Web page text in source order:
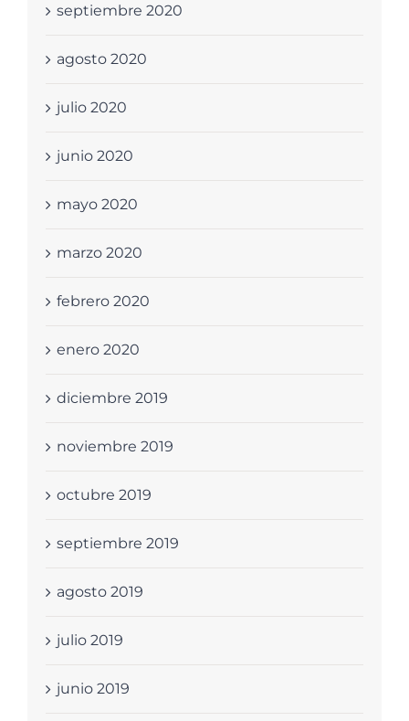
septiembre 2020
agosto 2020
julio 2020
junio 2020
mayo 2020
marzo 2020
febrero 2020
enero 2020
diciembre 2019
noviembre 2019
octubre 2019
septiembre 2019
agosto 2019
julio 2019
junio 2019